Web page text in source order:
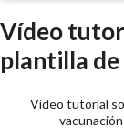
Vídeo
plantilla
Vídeo tutorial